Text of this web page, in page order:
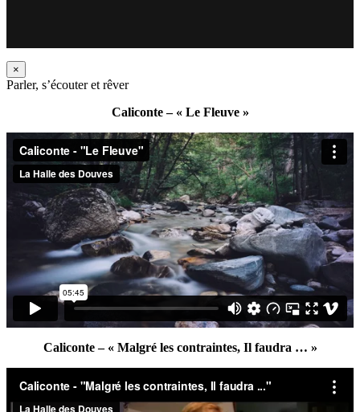
×
Parler, s’écouter et rêver
Caliconte – « Le Fleuve »
Caliconte – « Malgré les contraintes, Il faudra … »